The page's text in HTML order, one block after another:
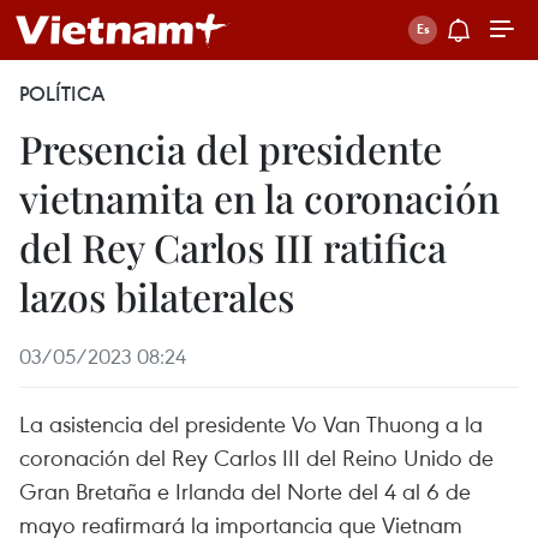
POLÍTICA
Presencia del presidente
vietnamita en la coronación
del Rey Carlos III ratifica
lazos bilaterales
03/05/2023 08:24
La asistencia del presidente Vo Van Thuong a la
coronación del Rey Carlos III del Reino Unido de
Gran Bretaña e Irlanda del Norte del 4 al 6 de
mayo reafirmará la importancia que Vietnam